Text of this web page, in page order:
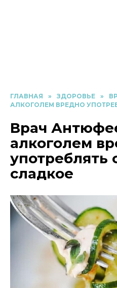
ГЛАВНАЯ » ЗДОРОВЬЕ »
АЛКОГОЛЕМ ВРЕДНО
Врач
алкоголем
употреблять
сладкое